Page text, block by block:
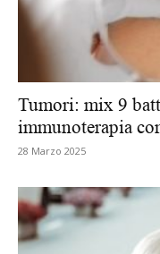
Tumori: mix 9
immunoterapia
28 Marzo 2025